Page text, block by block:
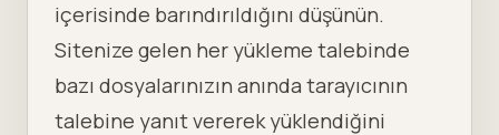
içerisinde barındırıldığını düşünün.
Sitenize gelen her yükleme talebinde
bazı dosyalarınızın anında tarayıcının
talebine yanıt vererek yüklendiğini